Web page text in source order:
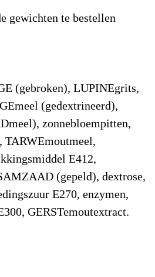
gewichten te bestellen
(gebroken), LUPINEgrits,
(gedextrineerd),
zonnebloempitten,
TARWEmoutmeel,
E412,
(gepeld), dextrose,
E270, enzymen,
GERSTemoutextract.